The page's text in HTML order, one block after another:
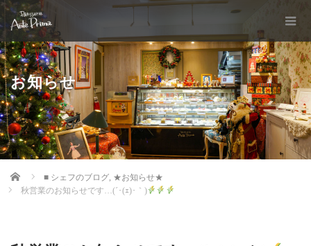
お知らせ
Home ■ シェフのブログ, ★お知らせ★
秋営業のお知らせです…(´･(ｪ)･｀)